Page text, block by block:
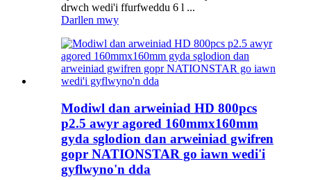
drwch wedi'i ffurfweddu 6 l ...
Darllen mwy
Modiwl dan arweiniad HD 800pcs
p2.5 awyr agored 160mmx160mm
gyda sglodion dan arweiniad gwifren
gopr NATIONSTAR go iawn wedi'i
gyflwyno'n dda